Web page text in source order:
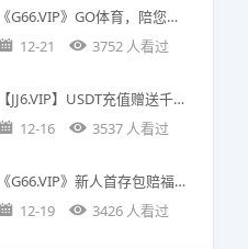
《G66.VIP》GO体育，陪您观赛又送彩金888
12-21
3752 人看过
【JJ6.VIP】USDT充值赠送千元返利优惠
12-16
3537 人看过
《G66.VIP》新人首存包赔福利：首单投注包赔388
12-19
3426 人看过